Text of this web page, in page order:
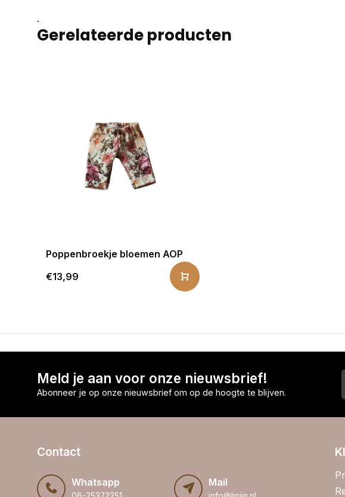
.
Gerelateerde producten
Poppenbroekje bloemen AOP
€13,99
Meld je aan voor onze nieuwsbrief!
Abonneer je op onze nieuwsbrief om op de hoogte te blijven.
Contact
Whatsapp Mail